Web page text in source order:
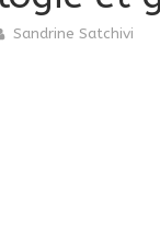
Sandrine Satchivi